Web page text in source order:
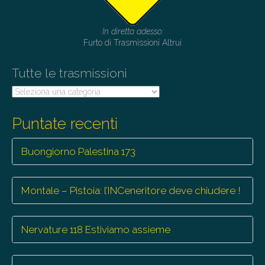
o
n
In diretta adesso:
Furto di Trasmissioni Altrui
Tutte le trasmissioni
Tutte
Puntate recenti
Buongiorno Palestina 173
Montale – Pistoia: l’INCeneritore deve chiudere !
Nervature 118 Estiviamo assieme